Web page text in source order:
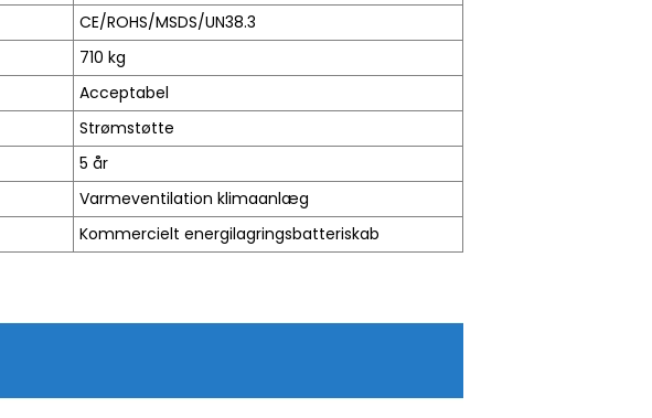
CE/ROHS/MSDS/UN38.3
710 kg
Acceptabel
Strømstøtte
5 år
Varmeventilation klimaanlæg
Kommercielt energilagringsbatteriskab